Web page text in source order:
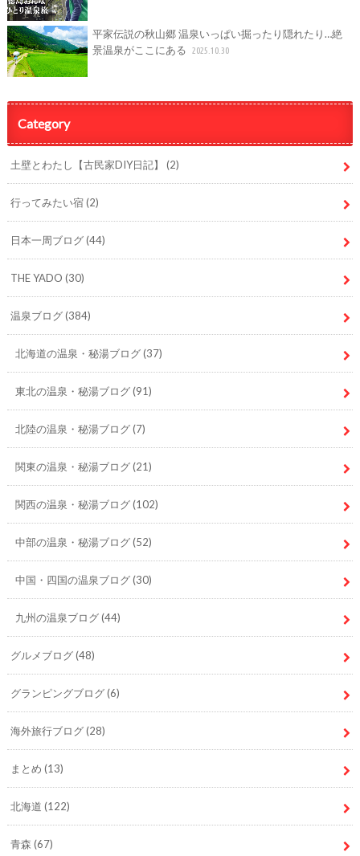
平家伝説の秋山郷 温泉いっぱい掘ったり隠れたり…絶
景温泉がここにある
2025.10.30
Category
土壁とわたし【古民家DIY日記】 (2)
行ってみたい宿(2)
日本一周ブログ(44)
THE YADO (30)
温泉ブログ(384)
北海道の温泉・秘湯ブログ(37)
東北の温泉・秘湯ブログ(91)
北陸の温泉・秘湯ブログ(7)
関東の温泉・秘湯ブログ(21)
関西の温泉・秘湯ブログ(102)
中部の温泉・秘湯ブログ(52)
中国・四国の温泉ブログ(30)
九州の温泉ブログ(44)
グルメブログ(48)
グランピングブログ(6)
海外旅行ブログ(28)
まとめ (13)
北海道 (122)
青森 (67)